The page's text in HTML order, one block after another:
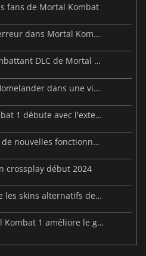
fans de Mortal Kombat
Un nouveau chapitre de terreur dans Mortal Kombat 1
Takeda est le nouveau combattant DLC de Mortal Kombat 1
Mortal Kombat 1 dévoile Homelander dans une vidéo brutale
La saison 5 de Mortal Kombat 1 débute avec l'extension du mode Invasions
Mortal Kombat 1 recevrait de nouvelles fonctionnalités en ligne
crossplay début 2024
Mortal Kombat 1 supprime les skins alternatifs des packs DLC
Le dernier patch de Mortal Kombat 1 améliore le gameplay